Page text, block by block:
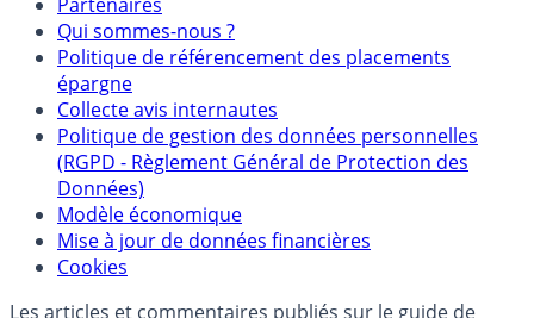
Mentions légales et Conditions d’utilisation
Partenaires
Qui sommes-nous ?
Politique de référencement des placements
épargne
Collecte avis internautes
Politique de gestion des données personnelles
(RGPD - Règlement Général de Protection des
Données)
Modèle économique
Mise à jour de données financières
Cookies